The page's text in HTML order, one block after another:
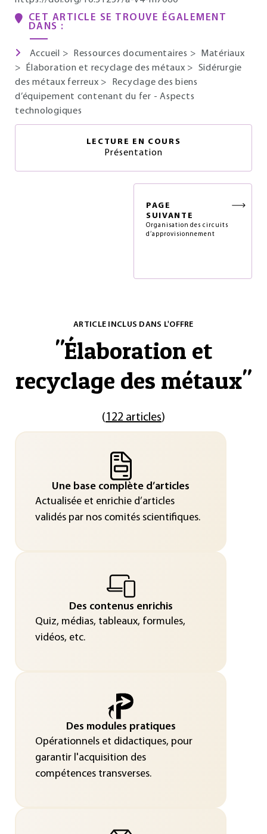
CET ARTICLE SE TROUVE ÉGALEMENT
DANS :
Accueil > Ressources documentaires >
Matériaux
>
Élaboration et recyclage des métaux > Sidérurgie
des métaux ferreux >
Recyclage des biens
d’équipement contenant du fer - Aspects
technologiques
LECTURE EN COURS
Présentation
PAGE
SUIVANTE
Organisation des circuits
d’approvisionnement
ARTICLE INCLUS DANS L'OFFRE
"Élaboration et
recyclage des métaux"
(122 articles)
Une base complète d’articles
Actualisée et enrichie d’articles
validés par nos comités scientifiques.
Des contenus enrichis
Quiz, médias, tableaux, formules,
vidéos, etc.
Des modules pratiques
Opérationnels et didactiques, pour
garantir l'acquisition des
compétences transverses.